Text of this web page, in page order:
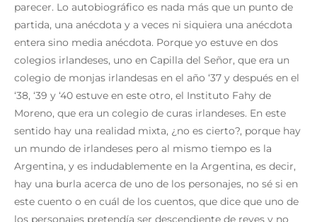
parecer. Lo autobiográfico es nada más que un punto de
partida, una anécdota y a veces ni siquiera una anécdota
entera sino media anécdota. Porque yo estuve en dos
colegios irlandeses, uno en Capilla del Señor, que era un
colegio de monjas irlandesas en el año ‘37 y después en el
‘38, ‘39 y ‘40 estuve en este otro, el Instituto Fahy de
Moreno, que era un colegio de curas irlandeses. En este
sentido hay una realidad mixta, ¿no es cierto?, porque hay
un mundo de irlandeses pero al mismo tiempo es la
Argentina, y es indudablemente en la Argentina, es decir,
hay una burla acerca de uno de los personajes, no sé si en
este cuento o en cuál de los cuentos, que dice que uno de